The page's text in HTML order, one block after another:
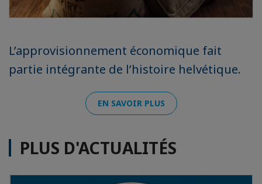
L’approvisionnement économique fait
partie intégrante de l’histoire helvétique.
EN SAVOIR PLUS
PLUS D'ACTUALITÉS